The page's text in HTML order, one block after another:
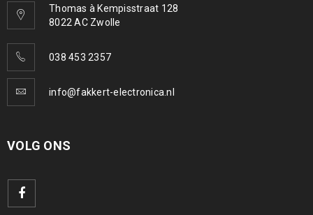
Thomas à Kempisstraat 128
8022 AC Zwolle
038 453 2357
info@fakkert-electronica.nl
VOLG ONS